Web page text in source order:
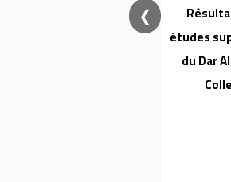
❮
études
du Dar